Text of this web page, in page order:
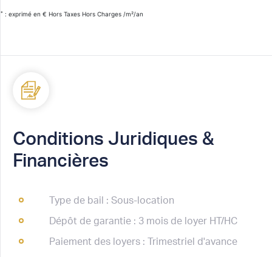
* : exprimé en € Hors Taxes Hors Charges /m²/an
Conditions Juridiques &
Financières
Type de bail : Sous-location
Dépôt de garantie : 3 mois de loyer HT/HC
Paiement des loyers : Trimestriel d'avance